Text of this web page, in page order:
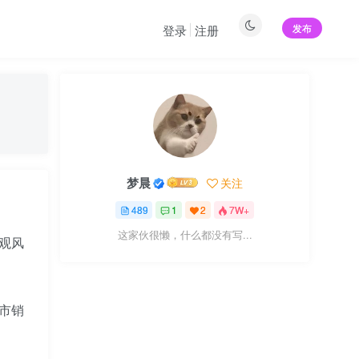
发布
登录 注册
风
销
梦晨 关注
489 1 2 7W+
这家伙很懒，什么都没有写...